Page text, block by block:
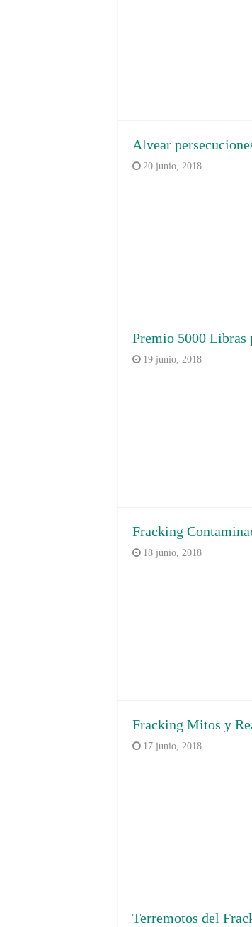
Alvear
20 junio, 2018
Premio 5000 Libras
19 junio, 2018
Fracking
18 junio, 2018
Fracking Mitos y
17 junio, 2018
Terremotos del